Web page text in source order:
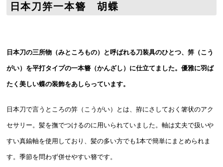
日本刀笄一本簪 胡蝶
日本刀の三所物（みところもの）と呼ばれる刀装具のひとつ、笄（こう
がい）を平打タイプの一本簪（かんざし）に仕立てました。優雅に羽ば
たく美しい蝶の装飾をあしらっています。
日本刀で言うところの笄（こうがい）とは、拵にさしておく箸状のアク
セサリー。髪を撫でつけるのに用いられていました。軸は丈夫で扱いや
すい真鍮軸を使用しており、髪の多い方でも1本で簡単にまとめられま
す。季節を問わず併せやすい簪です。